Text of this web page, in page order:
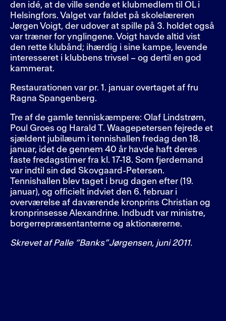
den idé, at de ville sende et klubmedlem til OL i
Helsingfors. Valget var faldet på skolelæreren
Jørgen Voigt, der udover at spille på 3. holdet også
var træner for ynglingene. Voigt havde altid vist
den rette klubånd; ihærdig i sine kampe, levende
interesseret i klubbens trivsel – og dertil en god
kammerat.
Restaurationen var pr. 1. januar overtaget af fru
Ragna Spangenberg.
Tre af de gamle tenniskæmpere: Olaf Lindstrøm,
Poul Groes og Harald T. Waagepetersen fejrede et
sjældent jubilæum i tennishallen fredag den 18.
januar, idet de gennem 40 år havde haft deres
faste fredagstimer fra kl. 17-18. Som fjerdemand
var indtil sin død Skovgaard-Petersen.
Tennishallen blev taget i brug dagen efter (19.
januar), og officielt indviet den 6. februar i
overværelse af daværende kronprins Christian og
kronprinsesse Alexandrine. Indbudt var ministre,
borgerrepræsentanterne og aktionærerne.
Skrevet afPalle “Banks” Jørgensen, juni 2011.